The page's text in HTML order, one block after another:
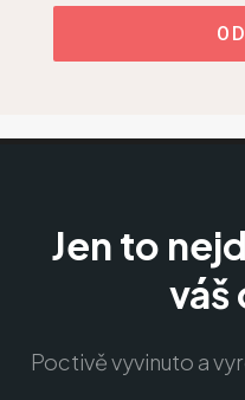
Jen to
váš
Poctivě vyvinuto a